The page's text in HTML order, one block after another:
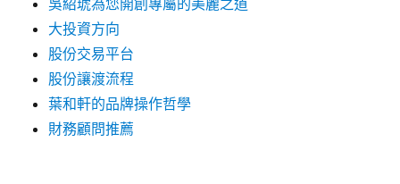
吳紹琥為您開創專屬的美麗之道
大投資方向
股份交易平台
股份讓渡流程
葉和軒的品牌操作哲學
財務顧問推薦